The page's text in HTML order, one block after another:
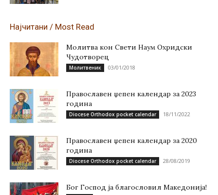
Најчитани / Most Read
Молитва кон Свети Наум Охридски
Чудотворец
Молитвеник 03/01/2018
Православен џепен календар за 2023
година
Diocese Orthodox pocket calendar 18/11/2022
Православен џепен календар за 2020
година
Diocese Orthodox pocket calendar 28/08/2019
Бог Господ ја благословил Македонија!